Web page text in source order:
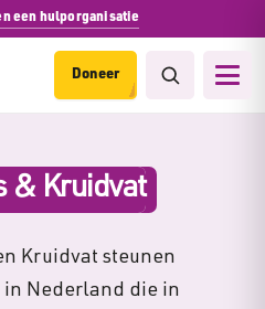
een hulporganisatie
Doneer
& Kruidvat
Kruidvat steunen
in Nederland die in